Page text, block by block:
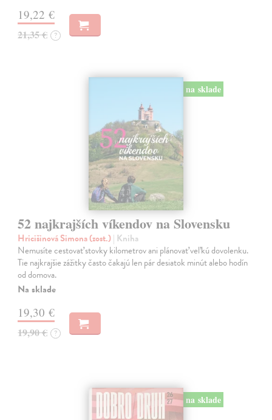
19,22 €
21,35 € ?
na sklade
52 najkrajších víkendov na Slovensku
Hricišinová Simona (zost.)| Kniha
Nemusíte cestovať stovky kilometrov ani plánovať veľkú dovolenku.
Tie najkrajšie zážitky často čakajú len pár desiatok minút alebo hodín
od domova.
Na sklade
19,30 €
19,90 € ?
na sklade